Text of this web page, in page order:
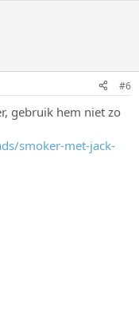
#6
gebruik hem niet zo
smoker-met-jack-